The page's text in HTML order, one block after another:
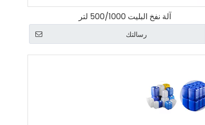
آلة نفخ البليت 500/1000 لتر
رسالتك